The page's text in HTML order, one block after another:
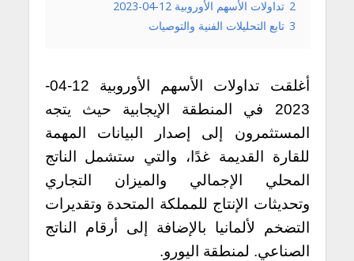
2 تداولات الأسهم الأوروبية 12-04-2023
3 تابع التحليلات الفنية والتوصيات
أغلقت تداولات الأسهم الأوروبية 12-04-
2023 في المنطقة الإيجابية حيث يتجه
المستثمرون إلى إصدار البيانات المهمة
للقارة القديمة غدًا، والتي ستشمل الناتج
المحلي الإجمالي والميزان التجاري
وتحديثات الإنتاج للمملكة المتحدة وتقديرات
التضخم لألمانيا بالإضافة إلى أرقام الناتج
الصناعي. لمنطقة اليورو.